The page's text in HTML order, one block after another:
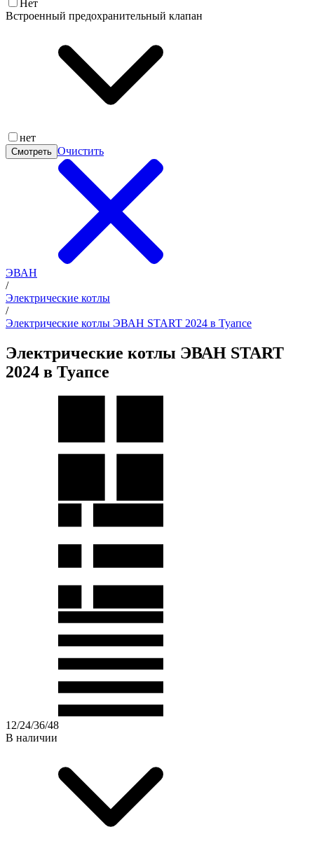
Нет
Встроенный предохранительный клапан
нет
Смотреть Очистить
ЭВАН
/
Электрические котлы
/
Электрические котлы ЭВАН START 2024 в Туапсе
Электрические котлы ЭВАН START
2024 в Туапсе
12/24/36/48
В наличии